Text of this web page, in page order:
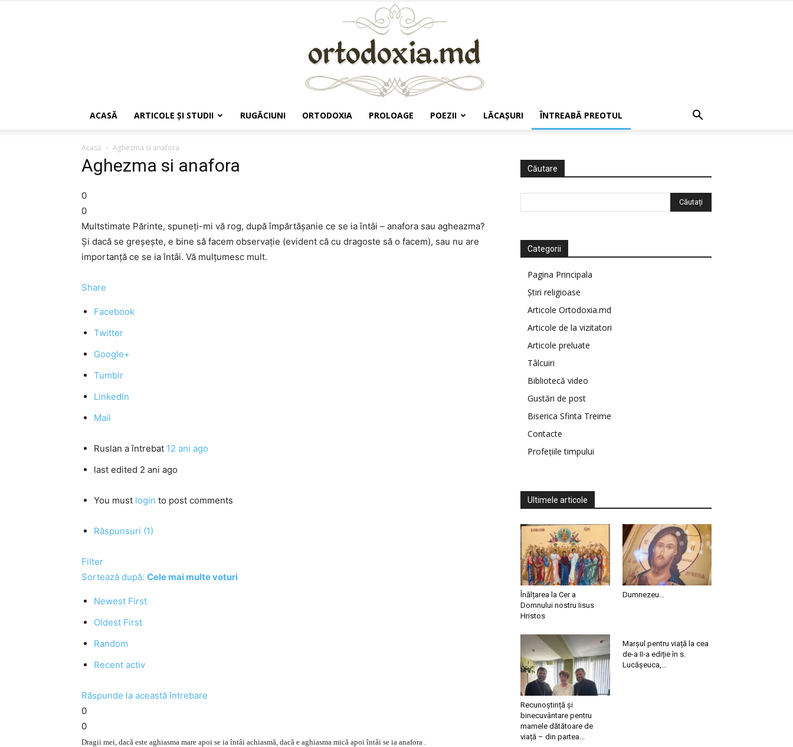
ACASĂ ARTICOLE ŞI STUDII RUGĂCIUNI ORTODOXIA PROLOAGE POEZII LĂCAŞURI ÎNTREABĂ PREOTUL
Acasă Aghezma si anafora
Aghezma si anafora
0
0
Multstimate Părinte, spuneţi-mi vă rog, după împărtăşanie ce se ia întâi – anafora sau agheazma?
Şi dacă se greşeşte, e bine să facem observaţie (evident că cu dragoste să o facem), sau nu are
importanţă ce se ia întâi. Vă mulţumesc mult.
Share
Facebook
Twitter
Google+
Tumblr
LinkedIn
Mail
Ruslan a întrebat 12 ani ago
last edited 2 ani ago
You must login to post comments
Răspunsuri (1)
Filter
Sortează după: Cele mai multe voturi
Newest First
Oldest First
Random
Recent activ
Răspunde la această întrebare
0
0
Dragii mei, dacă este aghiasma mare apoi se ia întâi achiasmă, dacă e aghiasma mică apoi întâi se ia anafora .
Căutare
Categorii
Pagina Principala
Știri religioase
Articole Ortodoxia.md
Articole de la vizitatori
Articole preluate
Tâlcuiri
Bibliotecă video
Gustări de post
Biserica Sfinta Treime
Contacte
Profețiile timpului
Ultimele articole
Înălțarea la Cer a
Domnului nostru Iisus
Hristos
Dumnezeu…
Recunoștință și
binecuvântare pentru
mamele dătătoare de
viață – din partea...
Marșul pentru viață la cea
de-a II-a ediție în s.
Lucășeuca,...